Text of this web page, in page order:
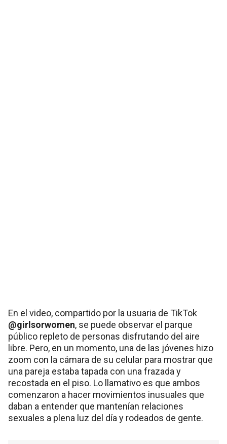
En el video, compartido por la usuaria de TikTok
@girlsorwomen, se puede observar el parque
público repleto de personas disfrutando del aire
libre. Pero, en un momento, una de las jóvenes hizo
zoom con la cámara de su celular para mostrar que
una pareja estaba tapada con una frazada y
recostada en el piso. Lo llamativo es que ambos
comenzaron a hacer movimientos inusuales que
daban a entender que mantenían relaciones
sexuales a plena luz del día y rodeados de gente.